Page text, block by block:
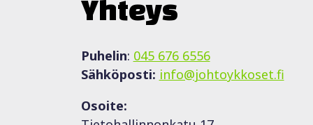
Yhteys
Puhelin: 045 676 6556
Sähköposti: info@johtoykkoset.fi
Osoite: